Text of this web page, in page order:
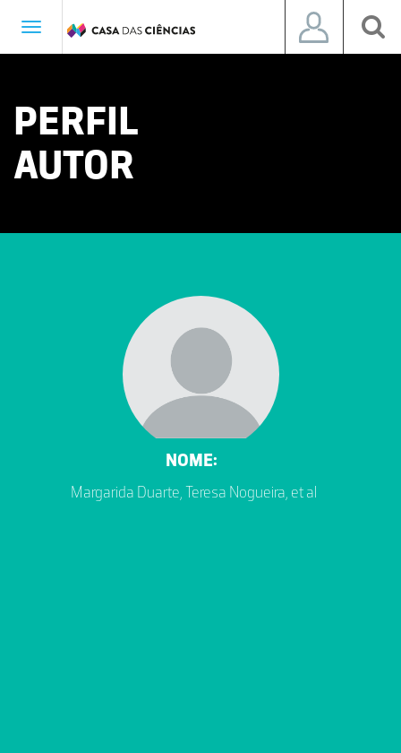
Toggle
PERFIL
AUTOR
NOME:
Margarida Duarte, Teresa Nogueira, et al